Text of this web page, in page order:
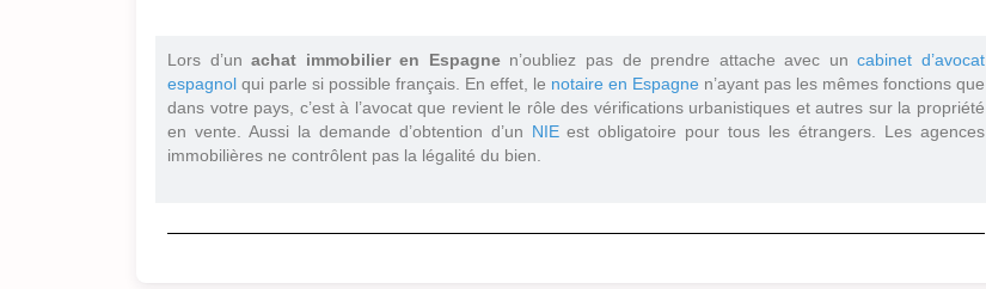
Lors d’unachat immobilier en Espagnen’oubliez pas de prendre attache avec uncabinet d’avocat
espagnol qui parle si possible français. En effet, le notaire en Espagne n’ayant pas les mêmes fonctions que
dans votre pays, c’est à l’avocat que revient le rôle des vérifications urbanistiques et autres sur la propriété
en vente. Aussi la demande d’obtention d’un NIEest obligatoire pour tous les étrangers. Les agences
immobilières ne contrôlent pas la légalité du bien.